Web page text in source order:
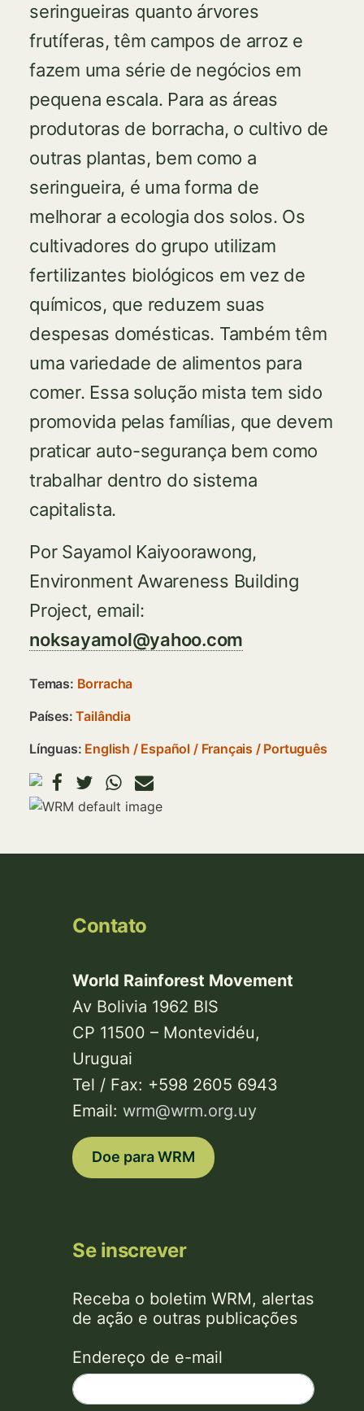
seringueiras quanto árvores
frutíferas, têm campos de arroz e
fazem uma série de negócios em
pequena escala. Para as áreas
produtoras de borracha, o cultivo de
outras plantas, bem como a
seringueira, é uma forma de
melhorar a ecologia dos solos. Os
cultivadores do grupo utilizam
fertilizantes biológicos em vez de
químicos, que reduzem suas
despesas domésticas. Também têm
uma variedade de alimentos para
comer. Essa solução mista tem sido
promovida pelas famílias, que devem
praticar auto-segurança bem como
trabalhar dentro do sistema
capitalista.
Por Sayamol Kaiyoorawong,
Environment Awareness Building
Project, email:
noksayamol@yahoo.com
Temas: Borracha
Países:Tailândia
Línguas: English Español Français Português
Imagem
Contato
World Rainforest Movement
Av Bolivia 1962 BIS
CP 11500 – Montevidéu,
Uruguai
Tel / Fax: +598 2605 6943
Email: wrm@wrm.org.uy
Doe para WRM
Se inscrever
Receba o boletim WRM, alertas
de ação e outras publicações
Endereço de e-mail